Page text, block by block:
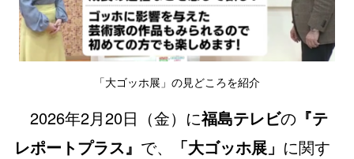
「大ゴッホ展」の見どころを紹介
2026年2月 20日（金）に福島テレビの 『テ
レポートプラス』 で、 「大ゴッホ展」 に関す